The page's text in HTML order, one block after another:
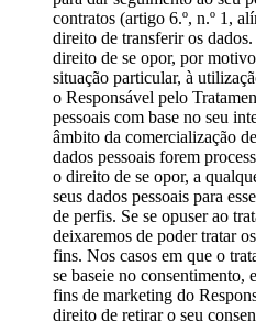
contratos (artigo 6.º, n.º 1,
direito de transferir os
direito de se opor, por
situação particular, à
o Responsável pelo
pessoais com base no seu
âmbito da comercialização
dados pessoais forem
o direito de se opor, a
seus dados pessoais para
de perfis. Se se opuser ao
deixaremos de poder tratar
fins. Nos casos em que o
se baseie no consentimento,
fins de marketing do
direito de retirar o seu